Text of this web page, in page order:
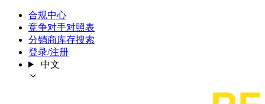
合规中心
竞争对手对照表
分销商库存搜索
登录/注册
中文